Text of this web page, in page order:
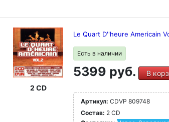
2 CD
Le Quart D''heure Americain
Есть в наличии
5399 руб. В
Артикул: CDVP 809748
Состав: 2 CD